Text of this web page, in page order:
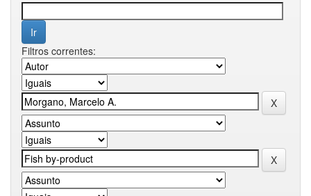
Filtros correntes: